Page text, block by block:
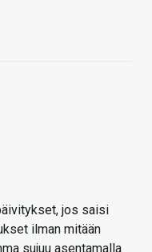
jos saisi
ilman mitään
sujuu asentamalla